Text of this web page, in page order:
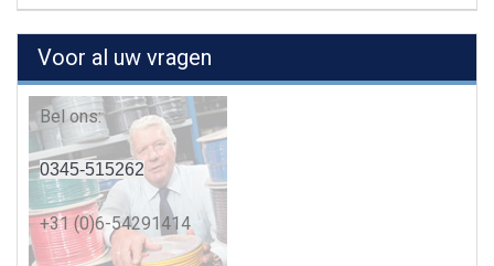
Voor al uw vragen
Bel ons:
0345-515262
+31 (0)6-54291414